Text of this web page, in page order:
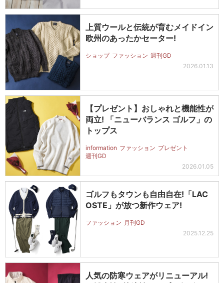
上質ウールと伝統が育むメイドイン
欧州のあったかセーター!
ショップ ファッション 週刊GD
2026.01.13
【プレゼント】おしゃれと機能性が
両立! 「ニューバランス ゴルフ」の
トップス
information ファッション プレゼント
週刊GD
2026.01.05
ゴルフもタウンも自由自在!「LAC
OSTE」が放つ新作ウェア!
ファッション 月刊GD
2025.12.25
人気の防寒ウェアがリニューアル!